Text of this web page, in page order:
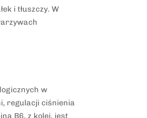
i tłuszczy. W
w
regulacji ciśnienia
B6, z kolei, jest